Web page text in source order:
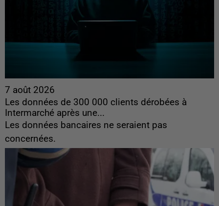
7 août 2026
Les données de 300 000 clients dérobées à
Intermarché après une...
Les données bancaires ne seraient pas
concernées.